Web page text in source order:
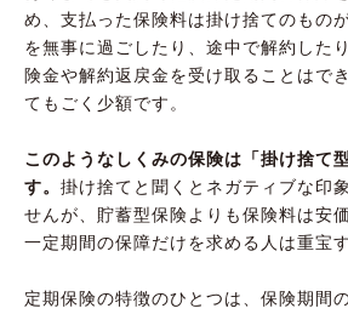
め、支払った保険料は掛け捨てのもの
を無事に過ごしたり、途中で解約した
険金や解約返戻金を受け取ることはで
てもごく少額です。
このようなしくみの保険は「掛け捨て
す。 掛け捨てと聞くとネガティブな印
せんが、貯蓄型保険よりも保険料は安
一定期間の保障だけを求める人は重宝
定期保険の特徴のひとつは、保険期間